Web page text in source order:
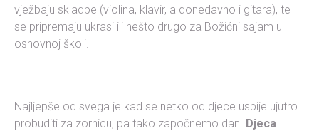
vježbaju skladbe (violina, klavir, a donedavno i gitara), te
se pripremaju ukrasi ili nešto drugo za Božićni sajam u
osnovnoj školi.
Najljepše od svega je kad se netko od djece uspije ujutro
probuditi za zornicu, pa tako započnemo dan. Djeca